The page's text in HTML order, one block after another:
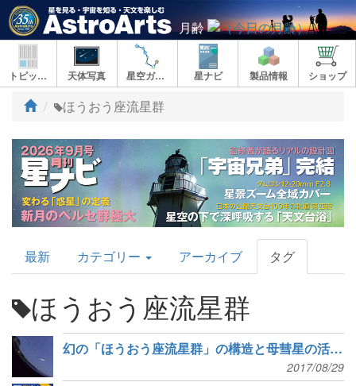
月齢
トピックス 天体写真 星空ガイド 星ナビ 製品情報 ショップ
ト
プ
ほうおう座流星群
AstroArts
Topics
最新 カテゴリー アーカイブ タグ
ほうおう座流星群
幻の「ほうおう座流星群」の構造と母彗星の活動度を解明
2017/08/29